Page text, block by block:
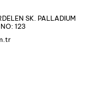
SK. PALLADIUM
123